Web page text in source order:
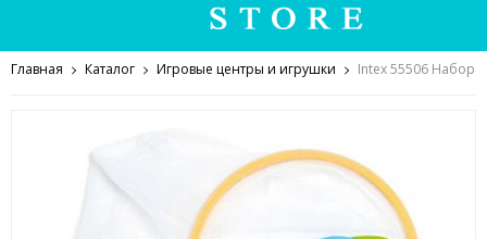
Главная Каталог Игровые центры и игрушки Intex 55506 Набор